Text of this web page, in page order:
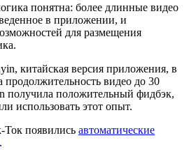
понятна: более длинные видео
в приложении, и
для размещения
китайская версия приложения, в
видео до 30
получила положительный фидбэк,
использовать этот опыт.
Ток появились автоматические
.